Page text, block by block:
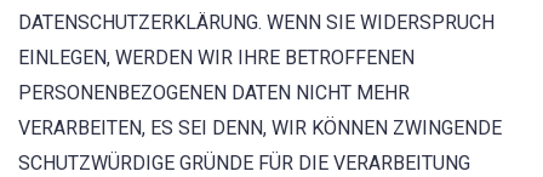
DATENSCHUTZERKLÄRUNG. WENN SIE WIDERSPRUCH
EINLEGEN, WERDEN WIR IHRE BETROFFENEN
PERSONENBEZOGENEN DATEN NICHT MEHR
VERARBEITEN, ES SEI DENN, WIR KÖNNEN ZWINGENDE
SCHUTZWÜRDIGE GRÜNDE FÜR DIE VERARBEITUNG